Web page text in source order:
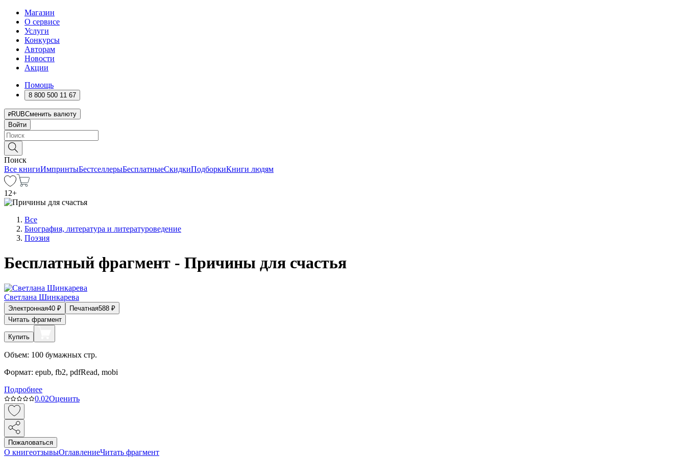
Магазин
О сервисе
Услуги
Конкурсы
Авторам
Новости
Акции
Помощь
8 800 500 11 67
RUBСменить валюту
Войти
Поиск
Все книгиИмпринтыБестселлерыБесплатныеСкидкиПодборкиКниги людям
12+
Все
Биография, литература и литературоведение
Поэзия
Бесплатный фрагмент - Причины для счастья
Светлана Шинкарева
Электронная40 ₽ Печатная588 ₽
Читать фрагмент
Купить
Объем: 100 бумажных стр.
Формат: epub, fb2, pdfRead, mobi
Подробнее
0.02Оценить
Пожаловаться
О книгеотзывыОглавлениеЧитать фрагмент